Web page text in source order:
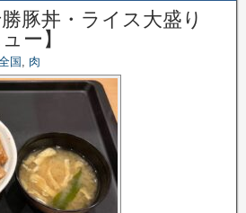
勝豚丼・ライス大盛り
ー】
国 , 肉